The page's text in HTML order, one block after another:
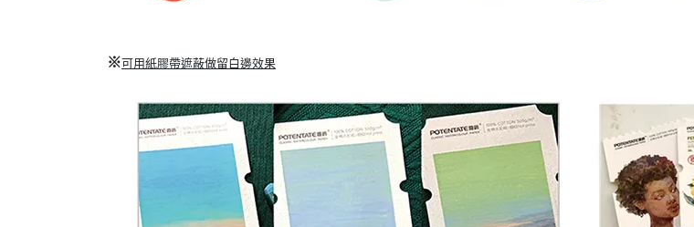
※可用紙膠帶遮蔽做留白邊效果